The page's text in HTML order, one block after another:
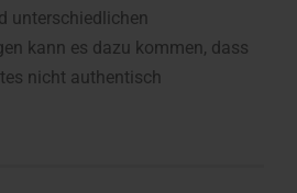
unterschiedlichen
kann es dazu kommen, dass
nicht authentisch